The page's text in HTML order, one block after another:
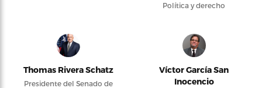
Política y derecho
Thomas Rivera Schatz
Presidente del Senado de
Víctor García San
Inocencio